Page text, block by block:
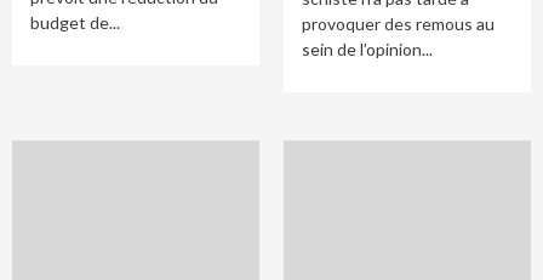
budget de...
provoquer des remous au
sein de l’opinion...